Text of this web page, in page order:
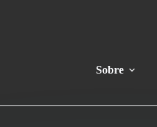
Sobre